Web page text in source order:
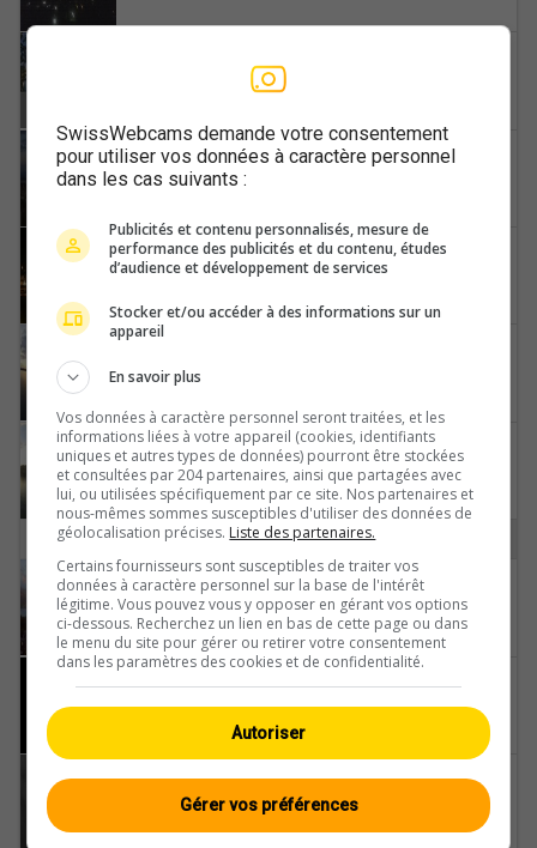
Luzern › Nordosten
Luzern: Luzerner Kantonsspital
Luzern: Altstadt
Luzern: Vierwaldstättersee
Meggen › Süden: Feuerwehr Meggen - Verwaltung St. Charles Hall - Vierwaldstättersee
Melchsee-Frutt
Muotathal › Süden
SwissWebcams demande votre consentement
pour utiliser vos données à caractère personnel
dans les cas suivants :
Publicités et contenu personnalisés, mesure de
performance des publicités et du contenu, études
d’audience et développement de services
Stocker et/ou accéder à des informations sur un
appareil
En savoir plus
Vos données à caractère personnel seront traitées, et les
informations liées à votre appareil (cookies, identifiants
uniques et autres types de données) pourront être stockées
et consultées par 204 partenaires, ainsi que partagées avec
lui, ou utilisées spécifiquement par ce site. Nos partenaires et
nous-mêmes sommes susceptibles d'utiliser des données de
géolocalisation précises. Liste des partenaires.
Certains fournisseurs sont susceptibles de traiter vos
données à caractère personnel sur la base de l'intérêt
légitime. Vous pouvez vous y opposer en gérant vos options
ci-dessous. Recherchez un lien en bas de cette page ou dans
le menu du site pour gérer ou retirer votre consentement
dans les paramètres des cookies et de confidentialité.
Autoriser
Gérer vos préférences